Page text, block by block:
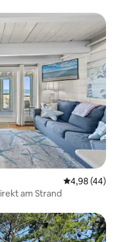
4,98 (44)
am Strand